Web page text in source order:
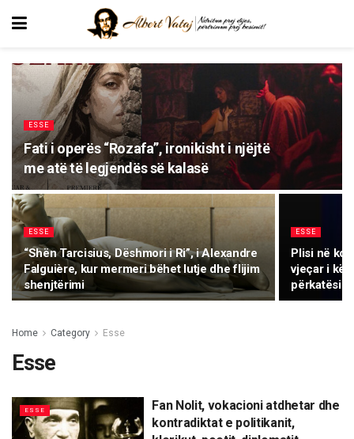
ESSE
Fati i operës “Rozafa”, ironikisht i njëjtë
me atë të legjendës së kalasë
ESSE
“Shën Tarcisius, Dëshmori i Ri”, i Alexandre
Falguière, kur mermeri bëhet lutje dhe flijim
shenjtërimi
ESSE
Plisi në
vjeçar i
përkatësisë
Home Category Esse
Esse
ESSE
Fan Nolit, vokacioni atdhetar dhe
kontradiktat e politikanit,